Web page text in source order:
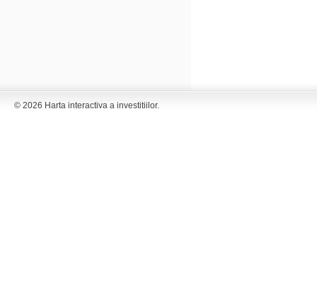
© 2026 Harta interactiva a investitiilor.